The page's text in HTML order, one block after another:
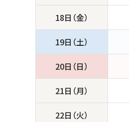
18日（金）
19日（土）
20日（日）
21日（月）
22日（火）